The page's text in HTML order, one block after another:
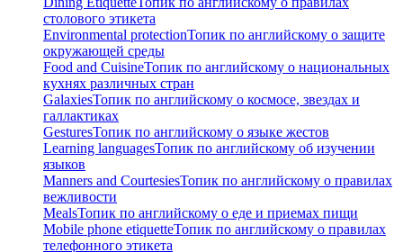
столового этикета
Environmental protectionТопик по английскому о защите
окружающей cреды
Food and CuisineТопик по английскому о национальных
кухнях различных стран
GalaxiesТопик по английскому о космосе, звездах и
галлактиках
GesturesТопик по английскому о языке жестов
Learning languagesТопик по английскому об изучении
языков
Manners and CourtesiesТопик по английскому о правилах
вежливости
MealsТопик по английскому о еде и приемах пищи
Mobile phone etiquetteТопик по английскому о правилах
телефонного этикета